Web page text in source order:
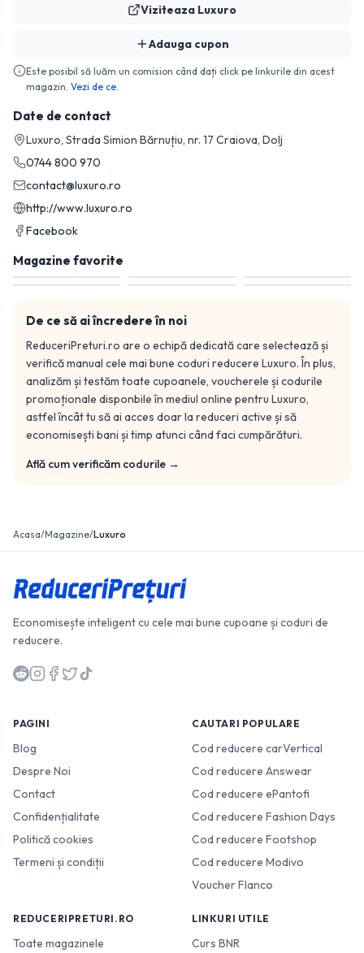
Viziteaza Luxuro
Adauga cupon
Este posibil să luăm un comision când dați click pe linkurile din acest
magazin. Vezi de ce.
Date de contact
Luxuro, Strada Simion Bărnuțiu, nr. 17 Craiova, Dolj
0744 800 970
contact@luxuro.ro
http://www.luxuro.ro
Facebook
Magazine favorite
De ce să ai încredere în noi
ReduceriPreturi.ro are o echipă dedicată care selectează și
verifică manual cele mai bune coduri reducere Luxuro. În plus,
analizăm și testăm toate cupoanele, voucherele și codurile
promoționale disponbile în mediul online pentru Luxuro,
astfel încât tu să ai acces doar la reduceri active și să
economisești bani și timp atunci când faci cumpărături.
Află cum verificăm codurile →
Acasa/Magazine/Luxuro
Economisește inteligent cu cele mai bune cupoane și coduri de
reducere.
PAGINI
Blog
Despre Noi
Contact
Confidențialitate
Politică cookies
Termeni și condiții
CAUTARI POPULARE
Cod reducere carVertical
Cod reducere Answear
Cod reducere ePantofi
Cod reducere Fashion Days
Cod reducere Footshop
Cod reducere Modivo
Voucher Flanco
REDUCERIPRETURI.RO
Toate magazinele
LINKURI UTILE
Curs BNR